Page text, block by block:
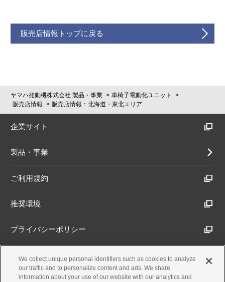
販売店情報トップに戻る
ヤマハ発動機株式会社 製品・事業
車椅子電動化ユニット
販売店情報
販売店情報：北海道・東北エリア
企業サイト
製品・事業
ご利用規約
推奨環境
プライバシーポリシー
Cookieポリシー
We collect unique personal identifiers such as cookies to analyze
our traffic and to personalize content and ads. We share
information about your use of our website with our analytics and